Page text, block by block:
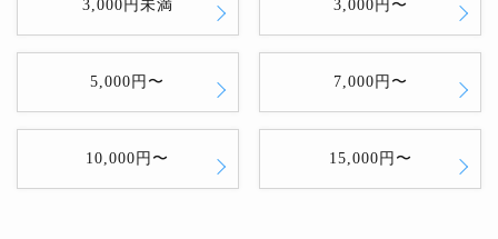
3,000円未満 3,000円〜
5,000円〜 7,000円〜
10,000円〜 15,000円〜